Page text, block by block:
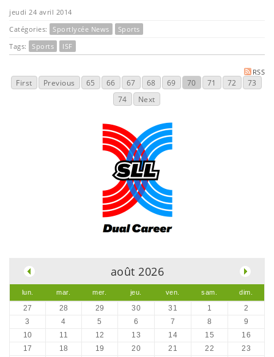
jeudi 24 avril 2014
Catégories:
Sportlycée News
Sports
Tags:
Sports ISF
RSS
First Previous 65 66 67 68 69 70 71 72
73
74
Next
août 2026
lun. mar. mer. jeu. ven. sam. dim.
27 28 29 30 31 1
2
3
4 5 6 7 8
9
10
11 12 13 14 15
16
17
18 19 20 21 22
23